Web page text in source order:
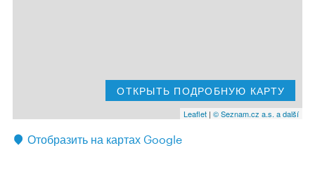
ОТКРЫТЬ ПОДРОБНУЮ КАРТУ
Leaflet | © Seznam.cz a.s. a další
Отобразить на картах Google